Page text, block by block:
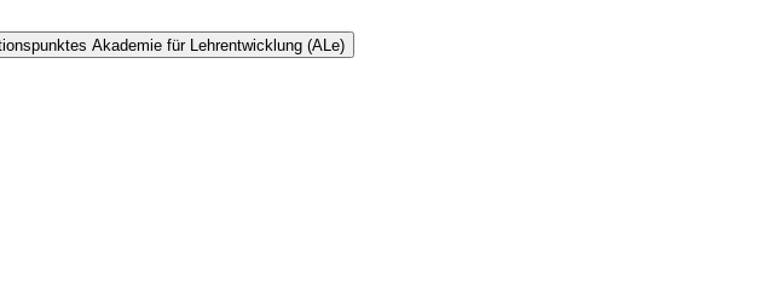
Akademie für Lehrentwicklung (ALe)